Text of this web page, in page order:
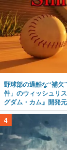
野球部の過酷な“補
件」のウィッシュリ
グダム・カム』開発
4